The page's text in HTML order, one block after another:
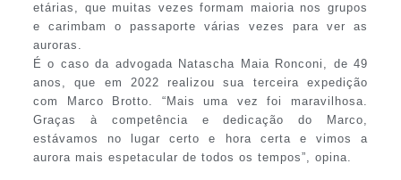
etárias, que muitas vezes formam maioria nos grupos
e carimbam o passaporte várias vezes para ver as
auroras.
É o caso da advogada Natascha Maia Ronconi, de 49
anos, que em 2022 realizou sua terceira expedição
com Marco Brotto. “Mais uma vez foi maravilhosa.
Graças à competência e dedicação do Marco,
estávamos no lugar certo e hora certa e vimos a
aurora mais espetacular de todos os tempos”, opina.